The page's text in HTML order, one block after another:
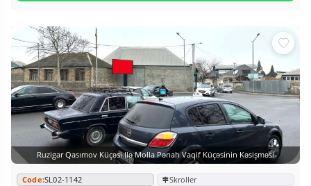
Ruzigar Qasımov Küçəsi Ilə Molla Pənah Vaqif Küçəsinin Kəsişməsi
Code:SL02-1142
Skroller